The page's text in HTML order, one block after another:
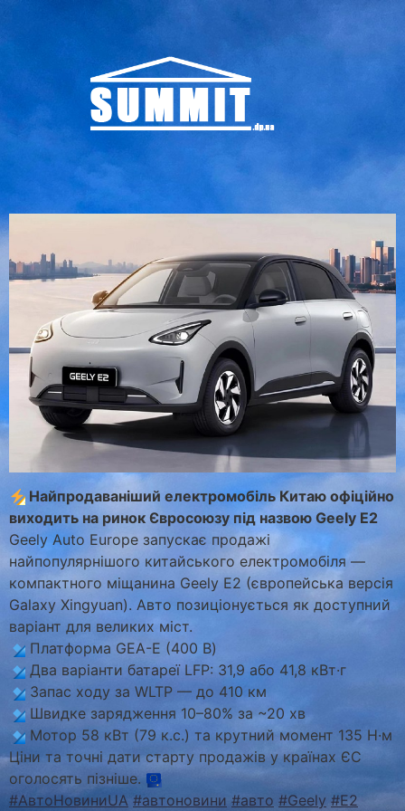
Найпродаваніший електромобіль Китаю офіційно
виходить на ринок Євросоюзу під назвою Geely E2
Geely Auto Europe запускає продажі
найпопулярнішого китайського електромобіля —
компактного міщанина Geely E2 (європейська версія
Galaxy Xingyuan). Авто позиціонується як доступний
варіант для великих міст.
Платформа GEA-E (400 В)
Два варіанти батареї LFP: 31,9 або 41,8 кВт·г
Запас ходу за WLTP — до 410 км
Швидке зарядження 10–80% за ~20 хв
Мотор 58 кВт (79 к.с.) та крутний момент 135 Н·м
Ціни та точні дати старту продажів у країнах ЄС
оголосять пізніше.
#АвтоНовиниUA #автоновини #авто #Geely #E2